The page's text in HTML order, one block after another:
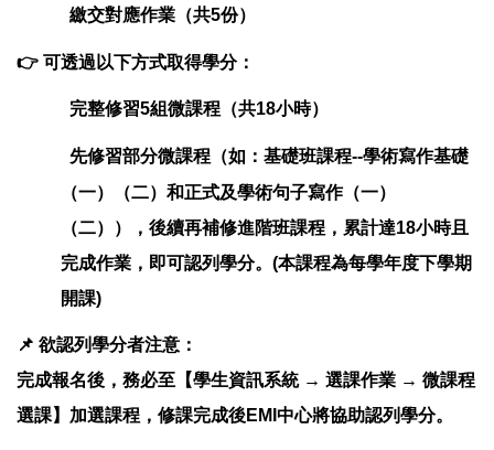
繳交對應作業（共5份）
👉 可透過以下方式取得學分：
完整修習5組微課程（共18小時）
先修習部分微課程（如：基礎班課程--學術寫作基礎
（一）（二）和正式及學術句子寫作（一）
（二）），後續再補修進階班課程，累計達18小時且
完成作業，即可認列學分。(本課程為每學年度下學期
開課)
📌 欲認列學分者注意：
完成報名後，務必至【學生資訊系統 → 選課作業 → 微課程
選課】加選課程，修課完成後EMI中心將協助認列學分。